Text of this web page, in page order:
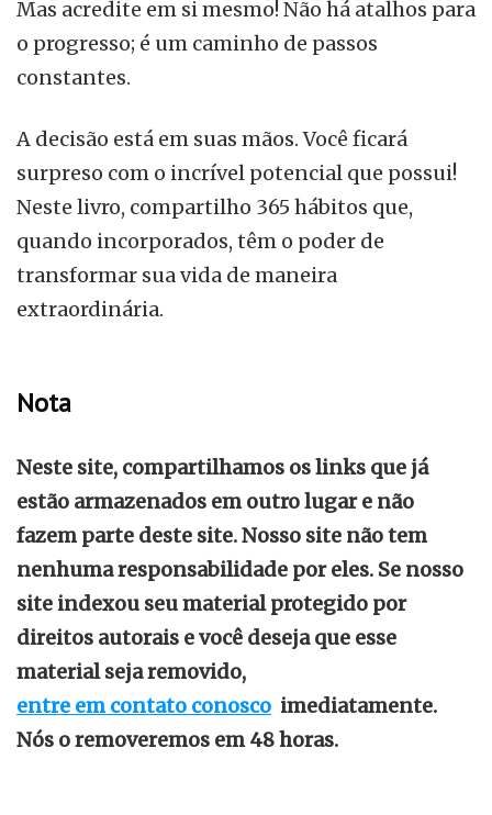
Mas acredite em si mesmo! Não há atalhos para
o progresso; é um caminho de passos
constantes.
A decisão está em suas mãos. Você ficará
surpreso com o incrível potencial que possui!
Neste livro, compartilho 365 hábitos que,
quando incorporados, têm o poder de
transformar sua vida de maneira
extraordinária.
Nota
Neste site, compartilhamos os links que já
estão armazenados em outro lugar e não
fazem parte deste site. Nosso site não tem
nenhuma responsabilidade por eles. Se nosso
site indexou seu material protegido por
direitos autorais e você deseja que esse
material seja removido,
entre em contato conosco imediatamente.
Nós o removeremos em 48 horas.